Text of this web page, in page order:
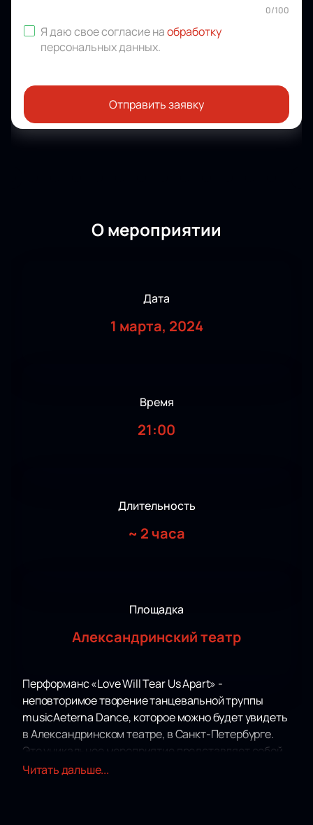
0/100
Я даю свое согласие наобработку
персональных данных.
Отправить заявку
О мероприятии
Дата
1 марта, 2024
Время
21:00
Длительность
~ 2 часа
Площадка
Александринский театр
Перформанс «Love Will Tear Us Apart» -
неповторимое творение танцевальной труппы
musicAeterna Dance, которое можно будет увидеть
в Александринском театре, в Санкт-Петербурге.
Это уникальное мероприятие представляет собой
пластический трактат о превратностях любви,
Читать дальше...